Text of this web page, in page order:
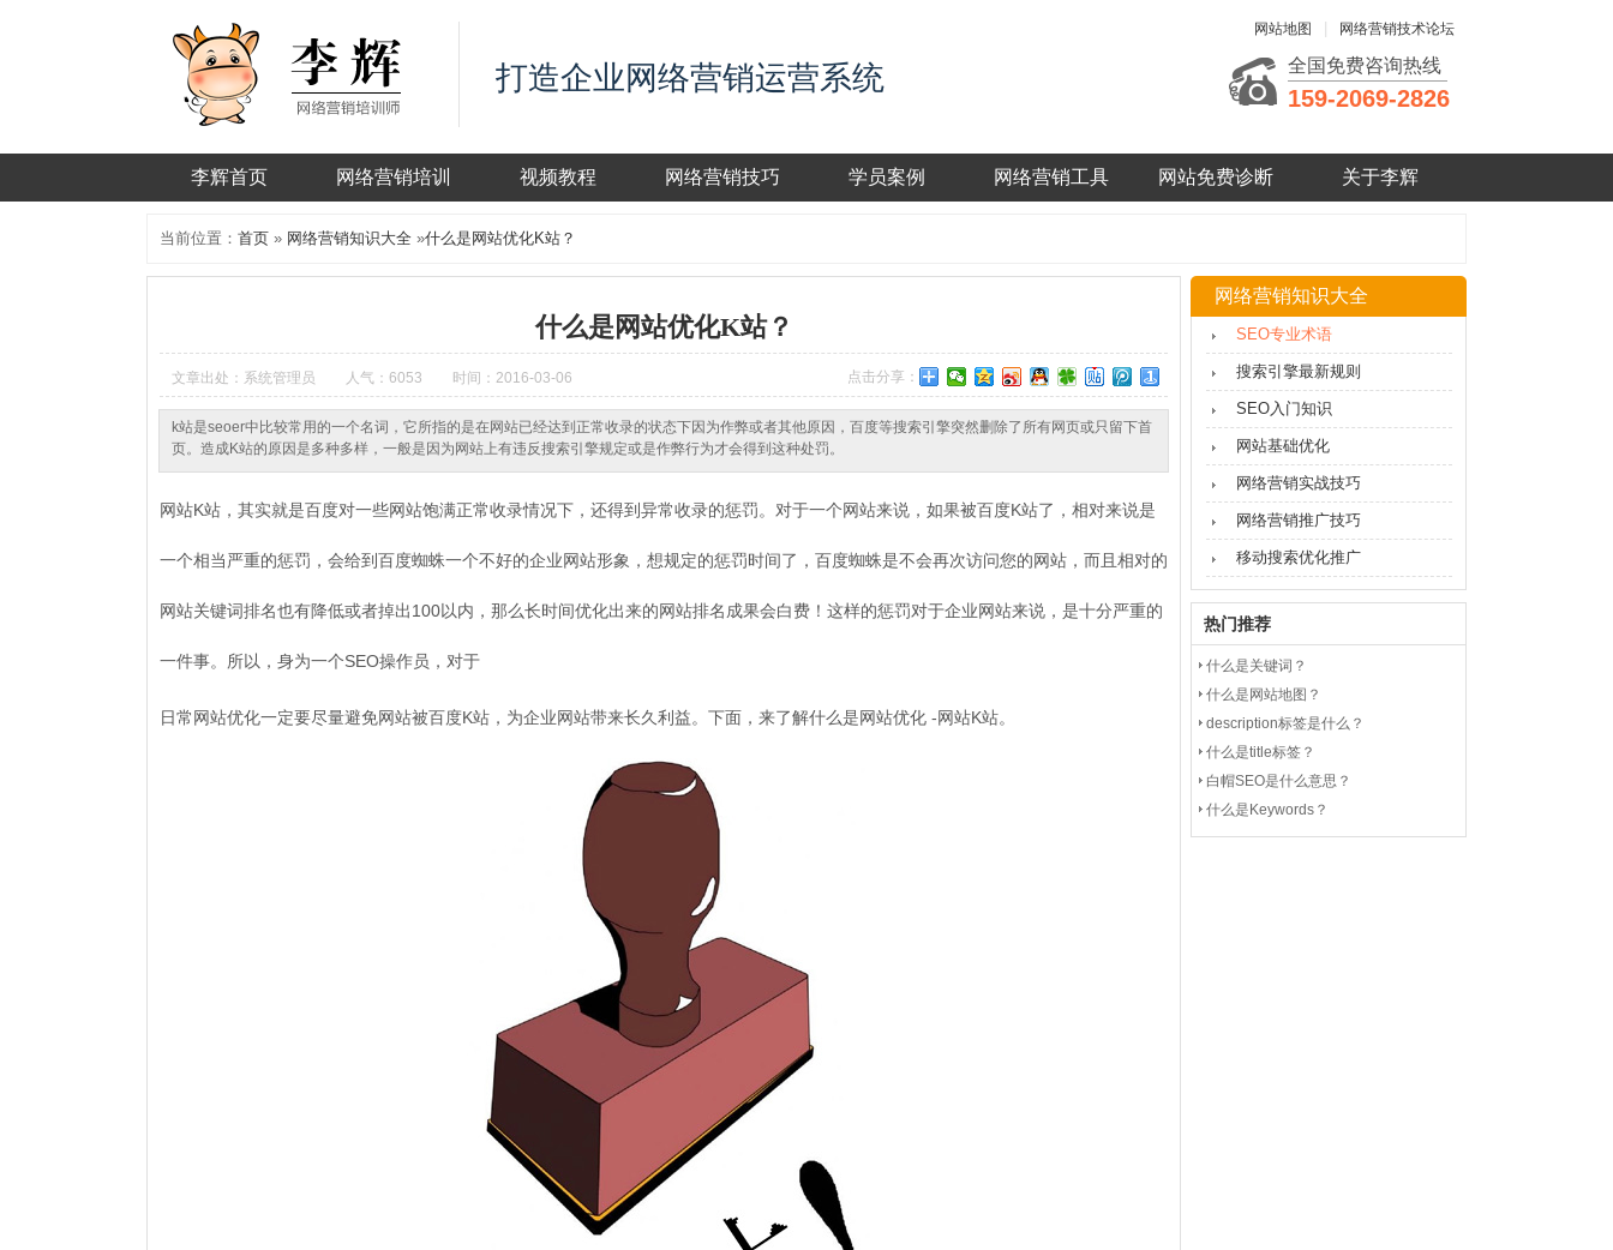
打造企业网络营销运营系统
网站地图 网络营销技术论坛
全国免费咨询热线
159-2069-2826
李辉首页 网络营销培训 视频教程 网络营销技巧 学员案例 网络营销工具 网站免费诊断 关于李辉
当前位置： 首页 » 网络营销知识大全 »什么是网站优化K站？
什么是网站优化K站？
文章出处：系统管理员 人气：6053 时间：2016-03-06 点击分享：
k站是seoer中比较常用的一个名词，它所指的是在网站已经达到正常收录的状态下因为作弊或者其他原因，百度等搜索引擎突然删除了所有网页或只留下首
页。造成K站的原因是多种多样，一般是因为网站上有违反搜索引擎规定或是作弊行为才会得到这种处罚。
网站K站，其实就是百度对一些网站饱满正常收录情况下，还得到异常收录的惩罚。对于一个网站来说，如果被百度K站了，相对来说是
一个相当严重的惩罚，会给到百度蜘蛛一个不好的企业网站形象，想规定的惩罚时间了，百度蜘蛛是不会再次访问您的网站，而且相对的
网站关键词排名也有降低或者掉出100以内，那么长时间优化出来的网站排名成果会白费！这样的惩罚对于企业网站来说，是十分严重的
一件事。所以，身为一个SEO操作员，对于
日常网站优化一定要尽量避免网站被百度K站，为企业网站带来长久利益。下面，来了解什么是网站优化 -网站K站。
网络营销知识大全
SEO专业术语
搜索引擎最新规则
SEO入门知识
网站基础优化
网络营销实战技巧
网络营销推广技巧
移动搜索优化推广
热门推荐
什么是关键词？
什么是网站地图？
description标签是什么？
什么是title标签？
白帽SEO是什么意思？
什么是Keywords？